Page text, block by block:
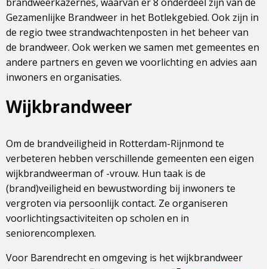
Gezamenlijke Brandweer in het Botlekgebied. Ook zijn in
de regio twee strandwachtenposten in het beheer van
de brandweer. Ook werken we samen met gemeentes en
andere partners en geven we voorlichting en advies aan
inwoners en organisaties.
Wijkbrandweer
Om de brandveiligheid in Rotterdam-Rijnmond te
verbeteren hebben verschillende gemeenten een eigen
wijkbrandweerman of -vrouw. Hun taak is de
(brand)veiligheid en bewustwording bij inwoners te
vergroten via persoonlijk contact. Ze organiseren
voorlichtingsactiviteiten op scholen en in
seniorencomplexen.
Voor Barendrecht en omgeving is het wijkbrandweer